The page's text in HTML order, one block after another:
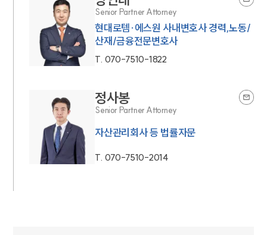
Senior Partner Attorney
현대로템·에스원 사내변호사 경력,노동/
산재/금융전문변호사
T. 070-7510-1822
정사봉
Senior Partner Attorney
자산관리회사 등 법률자문
T. 070-7510-2014